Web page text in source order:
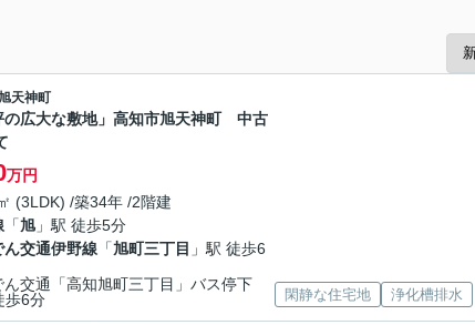
天神町
の広大な敷地」高知市旭天神町 中古
万円
(3LDK) /築34年 /2階建
「旭 」駅 徒歩5分
ん交通伊野線 「旭町三丁目 」駅 徒歩6
ん交通「高知旭町三丁目」バス停下
6分
閑静な住宅地 浄化槽排水